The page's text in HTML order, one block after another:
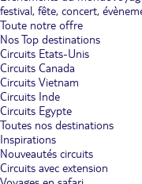
festival, fête, concert,
Toute notre offre
Nos Top destinations
Circuits Etats-Unis
Circuits Canada
Circuits Vietnam
Circuits Inde
Circuits Egypte
Toutes nos destinations
Inspirations
Nouveautés circuits
Circuits avec extension